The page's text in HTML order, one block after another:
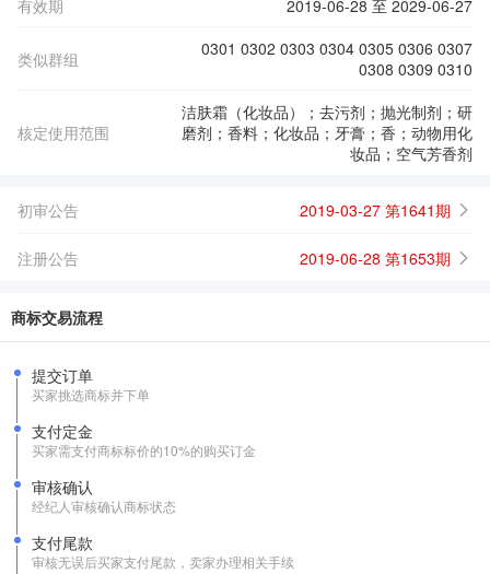
有效期
2019-06-28 至 2029-06-27
类似群组
0301 0302 0303 0304 0305 0306 0307
0308 0309 0310
核定使用范围
洁肤霜（化妆品）；去污剂；抛光制剂；研
磨剂；香料；化妆品；牙膏；香；动物用化
妆品；空气芳香剂
初审公告 2019-03-27 第1641期
注册公告 2019-06-28 第1653期
商标交易流程
提交订单
买家挑选商标并下单
支付定金
买家需支付商标标价的10%的购买订金
审核确认
经纪人审核确认商标状态
支付尾款
审核无误后买家支付尾款，卖家办理相关手续